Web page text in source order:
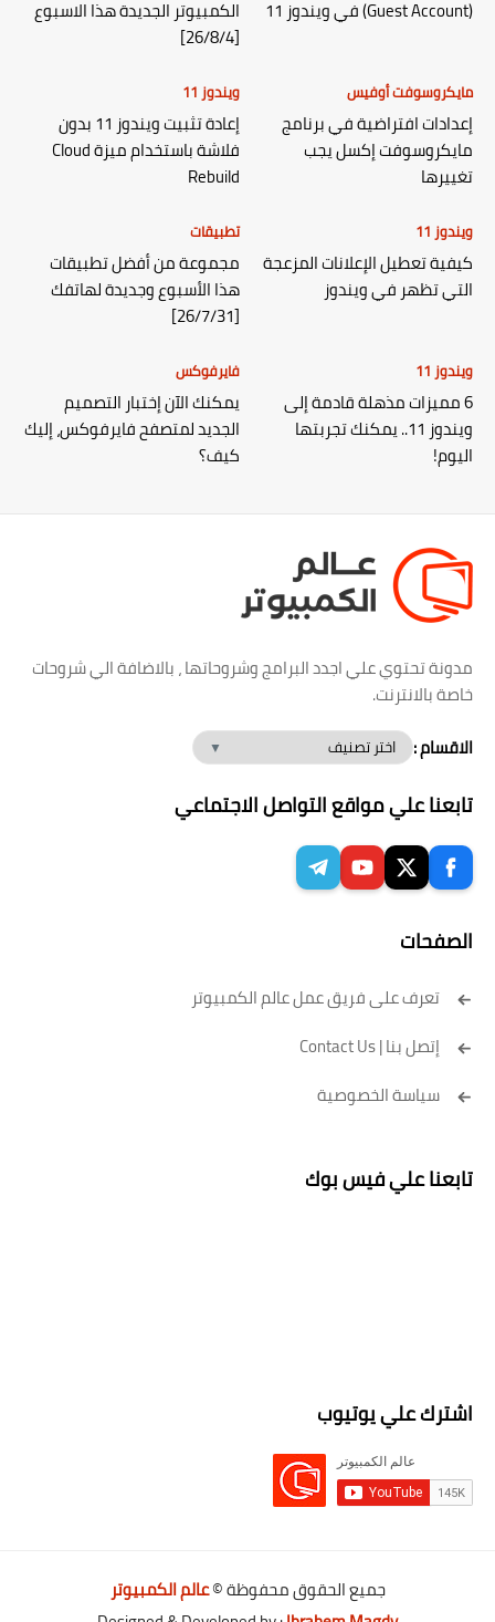
(Guest Account) في ويندوز 11
الكمبيوتر الجديدة هذا الاسبوع
[26/8/4]
مايكروسوفت أوفيس
إعدادات افتراضية في برنامج
مايكروسوفت إكسل يجب
تغييرها
ويندوز 11
إعادة تثبيت ويندوز 11 بدون
فلاشة باستخدام ميزة Cloud
Rebuild
ويندوز 11
كيفية تعطيل الإعلانات المزعجة
التي تظهر في ويندوز
تطبيقات
مجموعة من أفضل تطبيقات
هذا الأسبوع وجديدة لهاتفك
[26/7/31]
ويندوز 11
6 مميزات مذهلة قادمة إلى
ويندوز 11.. يمكنك تجربتها
اليوم!
فايرفوكس
يمكنك الآن إختبار التصميم
الجديد لمتصفح فايرفوكس، إليك
كيف؟
مدونة تحتوي علي اجدد البرامج وشروحاتها ، بالاضافة الي شروحات
خاصة بالانترنت.
الاقسام :
تابعنا علي مواقع التواصل الاجتماعي
الصفحات
تعرف على فريق عمل عالم الكمبيوتر
إتصل بنا | Contact Us
سياسة الخصوصية
تابعنا علي فيس بوك
اشترك علي يوتيوب
جميع الحقوق محفوظة ©عالم الكمبيوتر